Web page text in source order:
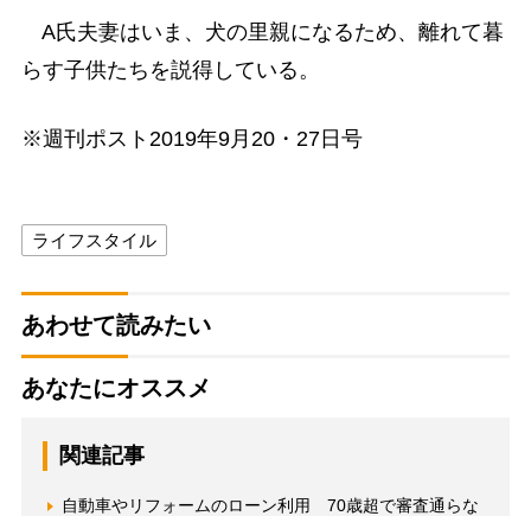
A氏夫妻はいま、犬の里親になるため、離れて暮
らす子供たちを説得している。
※週刊ポスト2019年9月20・27日号
ライフスタイル
あわせて読みたい
あなたにオススメ
関連記事
自動車やリフォームのローン利用 70歳超で審査通らな